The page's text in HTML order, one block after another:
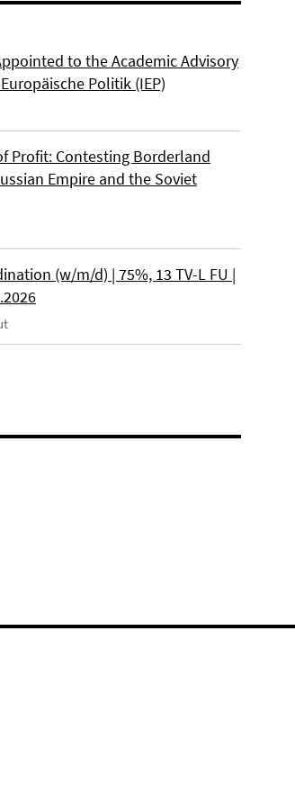
to the Academic Advisory
Politik (IEP)
Profit: Contesting Borderland
Empire and the Soviet
(w/m/d) | 75%, 13 TV-L FU |